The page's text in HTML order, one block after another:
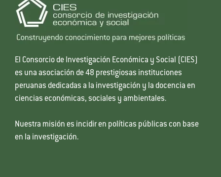
El Consorcio de Investigación Económica y Social (CIES)
es una asociación de 48 prestigiosas instituciones
peruanas dedicadas a la investigación y la docencia en
ciencias económicas, sociales y ambientales.
Nuestra misión es incidir en políticas públicas con base
en la investigación.